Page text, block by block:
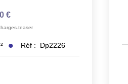
€
Réf : Dp2226